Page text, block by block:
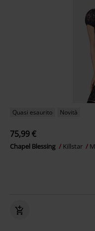
Quasi esaurito Novità
75,99 €
Chapel Blessing Killstar